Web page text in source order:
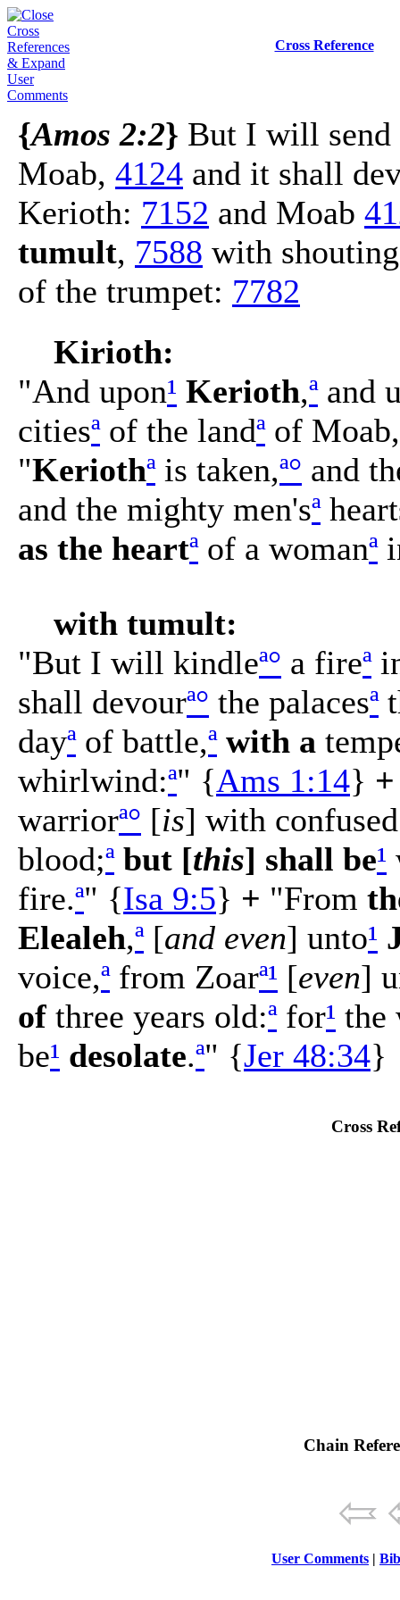
Cross Reference
{Amos 2:2} But I will send
Moab, 4124 and it shall
Kerioth: 7152 and Moab
tumult, 7588 with
of the trumpet: 7782
Kirioth:
"And upon¹ Kerioth,ªand
citiesªof the landªof Moab,
"Keriothªis taken,ª° and
and the mighty men'sª
as the heartªof a womanª
with tumult:
"But I will kindleª° a fireª
shall devourª° the palacesª
dayªof battle,ª with a
whirlwind:ª" {Ams 1:14} +
warriorª° [is] with
blood;ª but [this] shall be¹
fire.ª" {Isa 9:5} + "From
Elealeh,ª[and even] unto¹
voice,ªfrom Zoarª¹ [even]
of three years old:ªfor¹ the
be¹ desolate.ª" {Jer 48:34}
Cross
Chain
User Comments |